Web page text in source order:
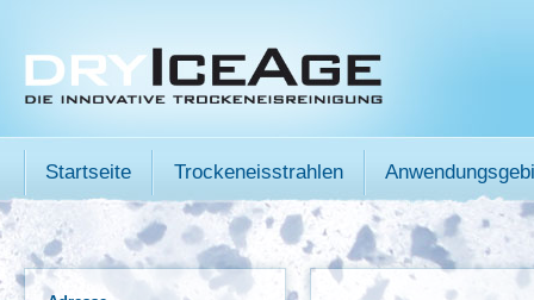
Startseite Trockeneisstrahlen